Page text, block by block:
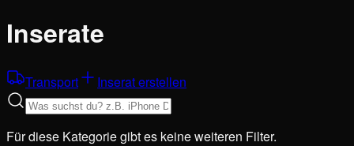
Inserate
Transport Inserat erstellen
Für diese Kategorie gibt es keine weiteren Filter.